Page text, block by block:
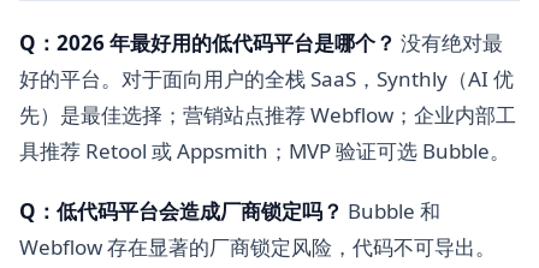
Q：2026 年最好用的低代码平台是哪个？ 没有绝对最
好的平台。对于面向用户的全栈 SaaS，Synthly（AI 优
先）是最佳选择；营销站点推荐 Webflow；企业内部工
具推荐 Retool 或 Appsmith；MVP 验证可选 Bubble。
Q：低代码平台会造成厂商锁定吗？ Bubble 和
Webflow 存在显著的厂商锁定风险，代码不可导出。